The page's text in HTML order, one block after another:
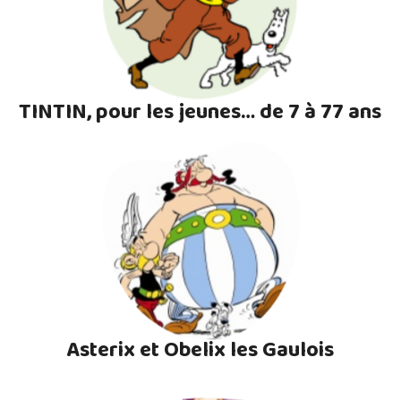
TINTIN, pour les jeunes… de 7 à 77 ans
Asterix et Obelix les Gaulois